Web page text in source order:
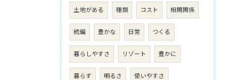
土地がある 種類 コスト 相関関係
続編 豊かな 日常 つくる
暮らしやすさ リゾート 豊かに
暮らす 明るさ 使いやすさ